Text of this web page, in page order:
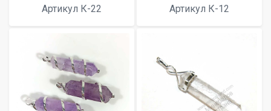
Артикул К-22 Артикул К-12